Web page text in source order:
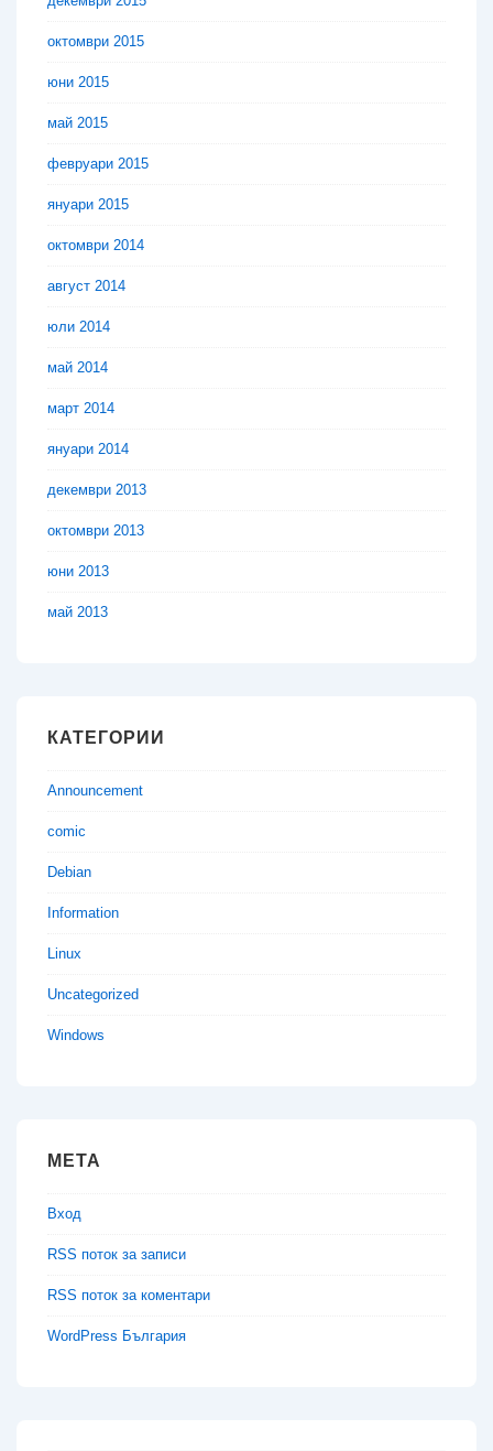
октомври 2015
юни 2015
май 2015
февруари 2015
януари 2015
октомври 2014
август 2014
юли 2014
май 2014
март 2014
януари 2014
декември 2013
октомври 2013
юни 2013
май 2013
КАТЕГОРИИ
Announcement
comic
Debian
Information
Linux
Uncategorized
Windows
МЕТА
Вход
RSS поток за записи
RSS поток за коментари
WordPress България